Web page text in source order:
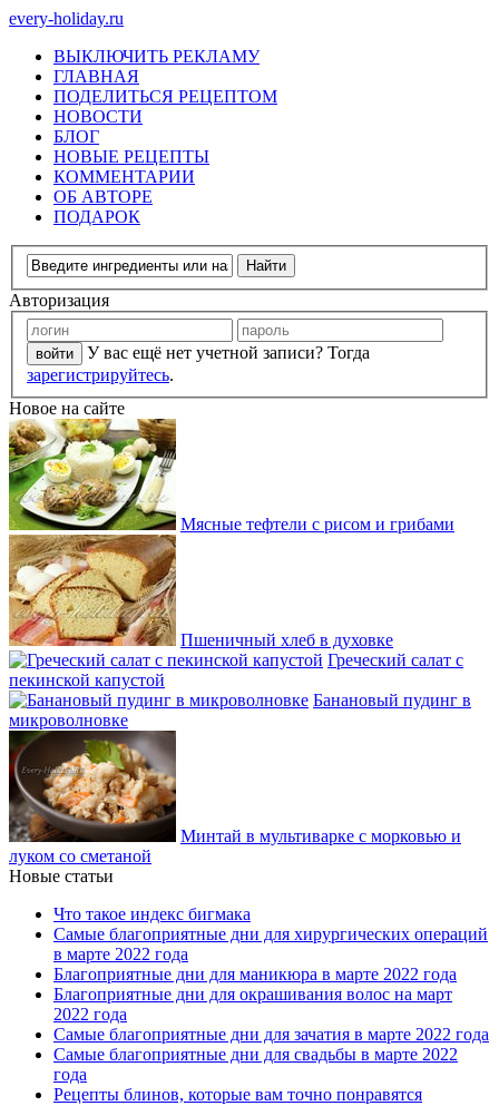
every-holiday.ru
ВЫКЛЮЧИТЬ РЕКЛАМУ
ГЛАВНАЯ
ПОДЕЛИТЬСЯ РЕЦЕПТОМ
НОВОСТИ
БЛОГ
НОВЫЕ РЕЦЕПТЫ
КОММЕНТАРИИ
ОБ АВТОРЕ
ПОДАРОК
Авторизация
У вас ещё нет учетной записи? Тогда
зарегистрируйтесь.
Новое на сайте
Мясные тефтели с рисом и грибами
Пшеничный хлеб в духовке
Греческий салат с
пекинской капустой
Банановый пудинг в
микроволновке
Минтай в мультиварке с морковью и
луком со сметаной
Новые статьи
Что такое индекс бигмака
Самые благоприятные дни для хирургических операций
в марте 2022 года
Благоприятные дни для маникюра в марте 2022 года
Благоприятные дни для окрашивания волос на март
2022 года
Самые благоприятные дни для зачатия в марте 2022 года
Самые благоприятные дни для свадьбы в марте 2022
года
Рецепты блинов, которые вам точно понравятся